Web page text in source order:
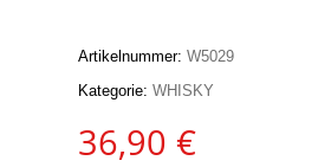
Artikelnummer: W5029
Kategorie: WHISKY
36,90 €